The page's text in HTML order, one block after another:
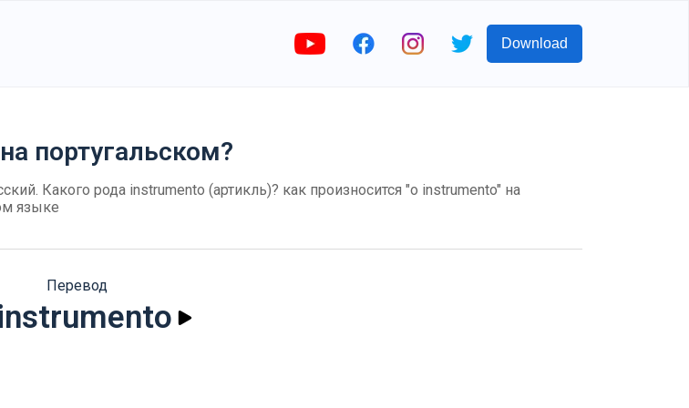
Download
португальском?
Какого рода instrumento (артикль)? как произносится "o instrumento" на
языке
Перевод